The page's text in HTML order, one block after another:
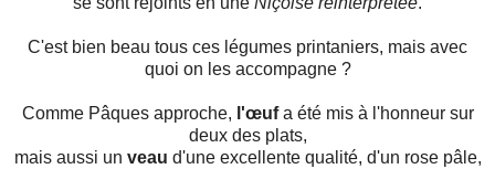
C'est bien beau tous ces légumes printaniers, mais avec
quoi on les accompagne ?
Comme Pâques approche, l'œufa été mis à l'honneur sur
deux des plats,
mais aussi un veau d'une excellente qualité, d'un rose pâle,